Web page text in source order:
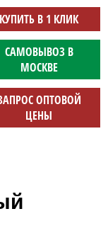
КУПИТЬ В 1 КЛИК
САМОВЫВОЗ В
МОСКВЕ
ОПТОВОЙ
ЦЕНЫ